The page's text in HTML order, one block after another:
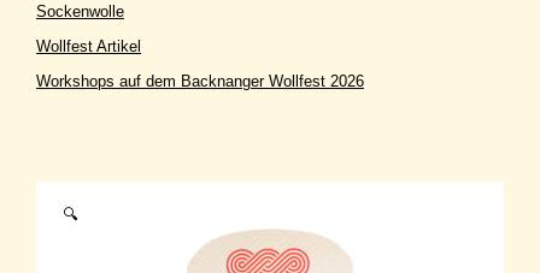
🔍
Sockenwolle
Wollfest Artikel
Workshops auf dem Backnanger Wollfest 2026